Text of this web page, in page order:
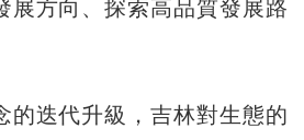
展方向、探索高品質發展路
迭代升級，吉林對生態的